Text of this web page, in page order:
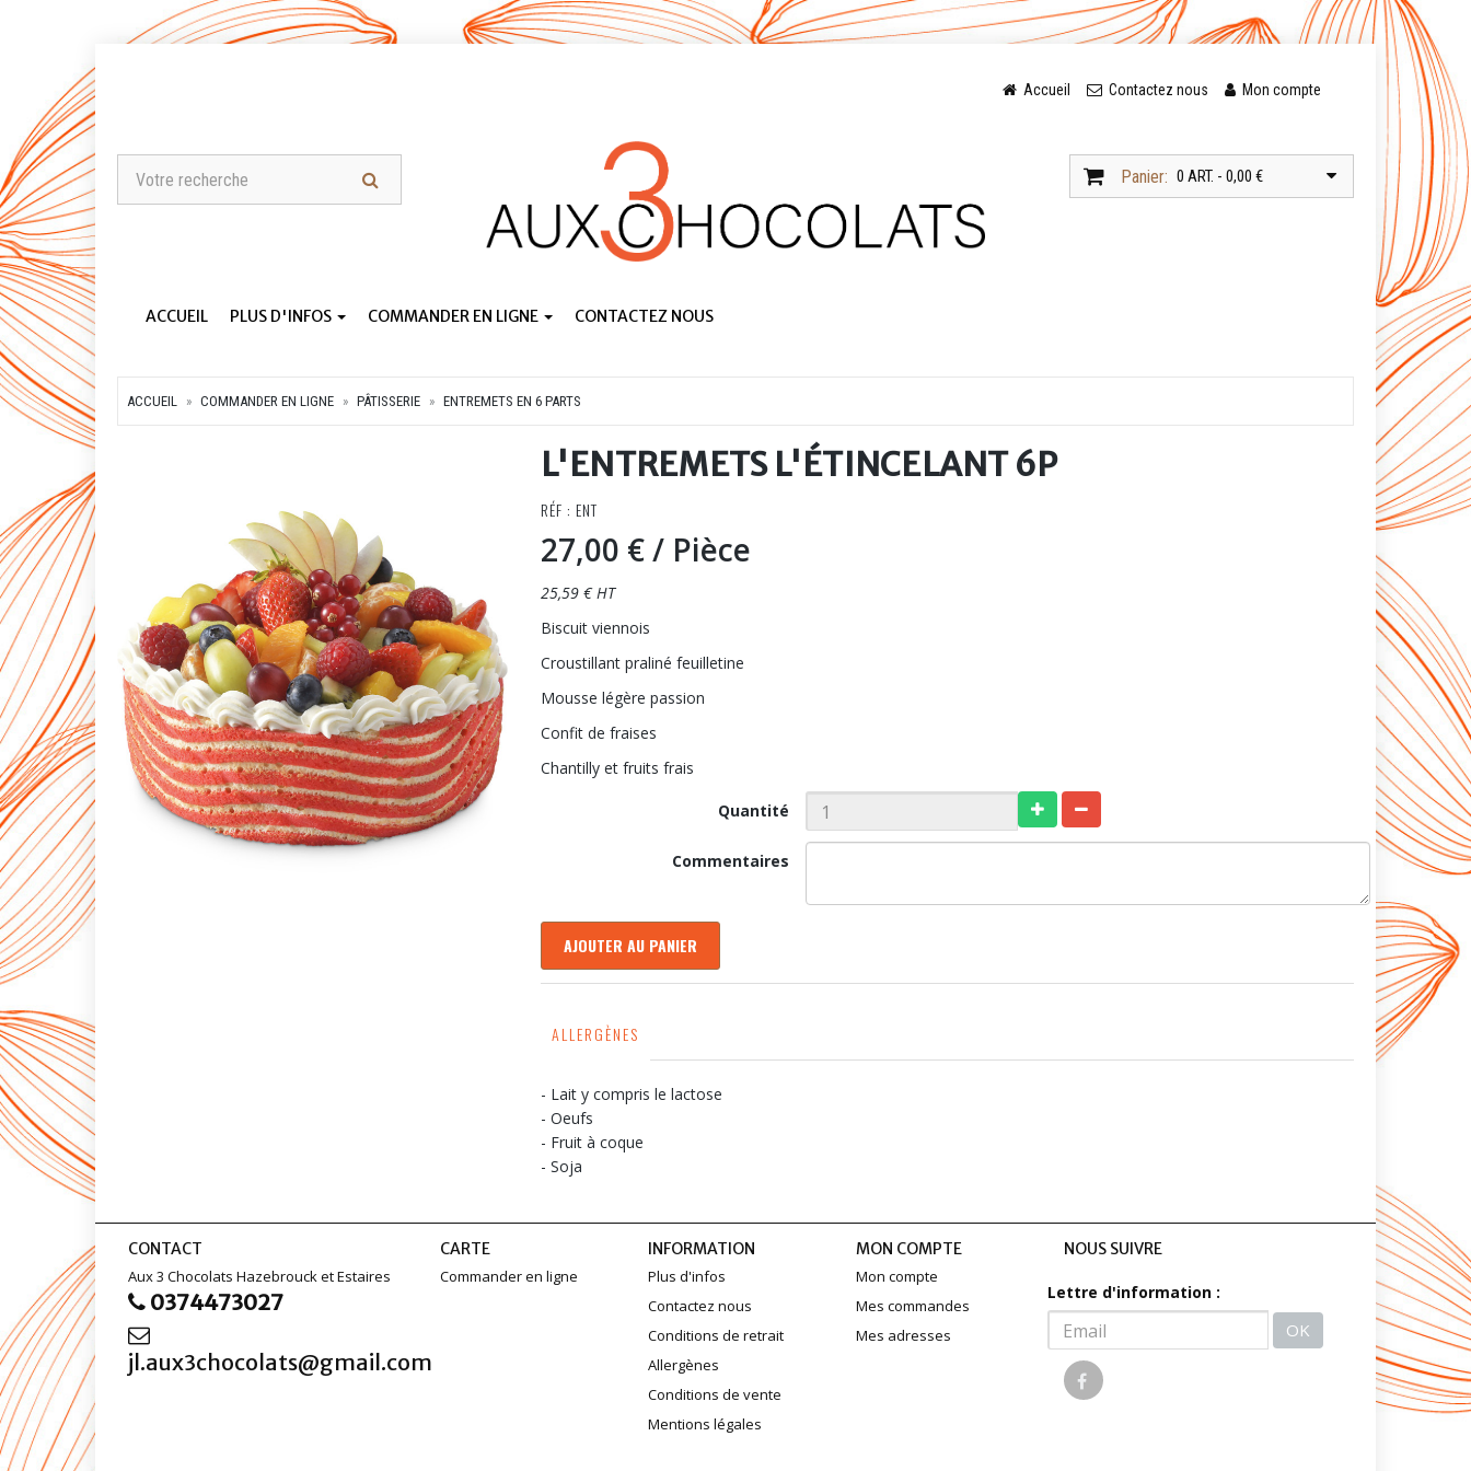
Accueil Contactez nous Mon compte
Panier: 0 ART. - 0,00 €
ACCUEIL PLUS D'INFOS COMMANDER EN LIGNE CONTACTEZ NOUS
ACCUEIL COMMANDER EN LIGNE PÂTISSERIE ENTREMETS EN 6 PARTS
L'ENTREMETS L'ÉTINCELANT 6P
RÉF : ENT
27,00 €/ Pièce
25,59 € HT
Biscuit viennois
Croustillant praliné feuilletine
Mousse légère passion
Confit de fraises
Chantilly et fruits frais
Quantité
Commentaires
AJOUTER AU PANIER
ALLERGÈNES
- Lait y compris le lactose
- Oeufs
- Fruit à coque
- Soja
CONTACT
Aux 3 Chocolats Hazebrouck et Estaires
0374473027
jl.aux3chocolats@gmail.com
CARTE
Commander en ligne
INFORMATION
Plus d'infos
Contactez nous
Conditions de retrait
Allergènes
Conditions de vente
Mentions légales
MON COMPTE
Mon compte
Mes commandes
Mes adresses
NOUS SUIVRE
Lettre d'information :
OK